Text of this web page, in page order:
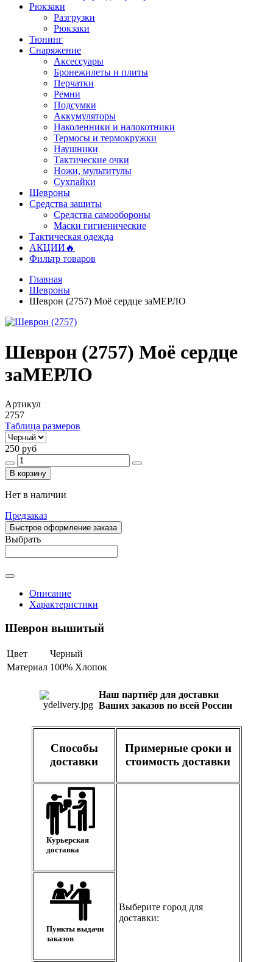
Рюкзаки
Разгрузки
Рюкзаки
Тюнинг
Снаряжение
Аксессуары
Бронежилеты и плиты
Перчатки
Ремни
Подсумки
Аккумуляторы
Наколенники и налокотники
Термосы и термокружки
Наушники
Тактические очки
Ножи, мультитулы
Сухпайки
Шевроны
Средства защиты
Средства самообороны
Маски гигиенические
Тактическая одежда
АКЦИИ🔥
Фильтр товаров
Главная
Шевроны
Шеврон (2757) Моё сердце заМЕРЛО
Шеврон (2757) Моё сердце
заМЕРЛО
Артикул
2757
Таблица размеров
250 руб
В корзину
Нет в наличии
Предзаказ
Быстрое оформление заказа
Выбрать
Описание
Характеристики
Шеврон вышитый
Цвет
Черный
Материал 100% Хлопок
Наш партнёр для доставки
Ваших заказов по всей России
Способы
доставки
Примерные сроки и
стоимость доставки
Курьерская
доставка
Выберите город для
доставки:
Пункты выдачи
заказов